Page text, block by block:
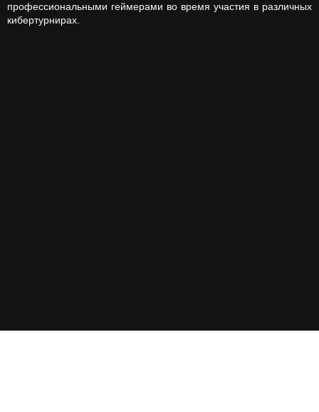
профессиональными геймерами во время участия в различных
кибертурнирах.